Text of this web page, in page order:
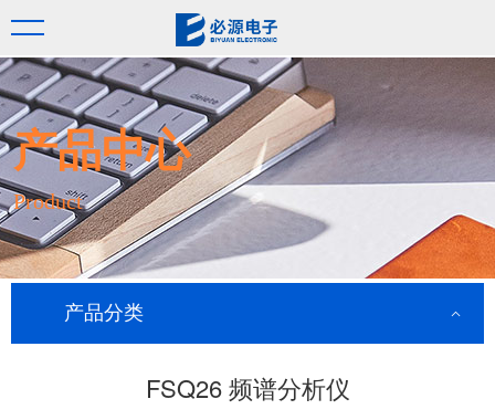
产品中心
Product
产品分类
FSQ26 频谱分析仪